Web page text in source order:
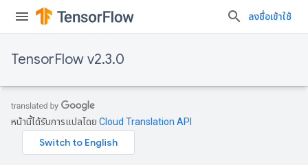
ลงชื่อเข้าใช้
TensorFlow v2.3.0
หน้านี้ได้รับการแปลโดย Cloud Translation API